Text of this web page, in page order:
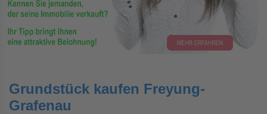
Grundstück kaufen Freyung-
Grafenau